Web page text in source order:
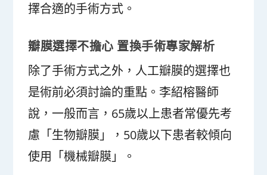
擇合適的手術方式。
瓣膜選擇不擔心 置換手術專家解析
除了手術方式之外，人工瓣膜的選擇也
是術前必須討論的重點。李紹榕醫師
說，一般而言，65歲以上患者常優先考
慮「生物瓣膜」，50歲以下患者較傾向
使用「機械瓣膜」。